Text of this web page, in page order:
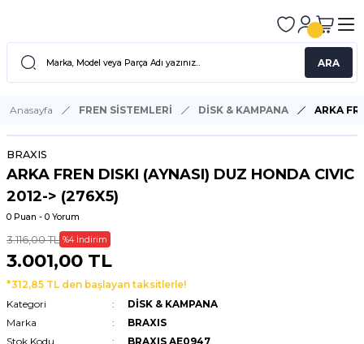
ARA
Anasayfa FREN SİSTEMLERİ DİSK & KAMPANA ARKA
BRAXIS
ARKA FREN DISKI (AYNASI) DUZ HONDA CIVIC
2012-> (276X5)
0 Puan - 0 Yorum
3.116,00 TL %4 İndirim
3.001,00 TL
*312,85 TL den başlayan taksitlerle!
Kategori
DİSK & KAMPANA
Marka
BRAXIS
Stok Kodu
BRAXIS AE0947